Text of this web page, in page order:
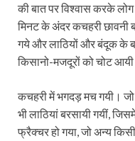
की बात पर विश्वास करके
मिनट के अंदर कचहरी छावनी
गये और लाठियों और बंदूक के
किसानो-मजदूरों को चोट
कचहरी में भगदड़ मच गयी। जो
भी लाठियां बरसायी गयीं,
फ्रैक्चर हो गया, जो अन्य